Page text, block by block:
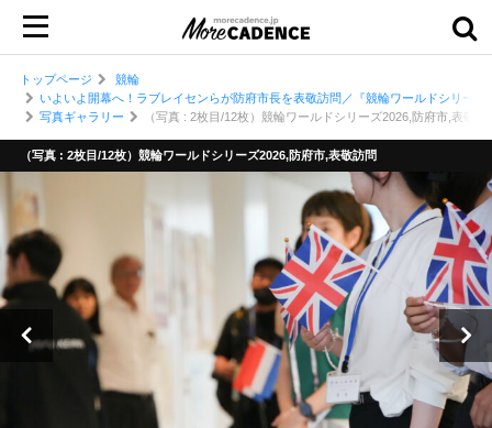
トップページ
競輪
いよいよ開幕へ！ラブレイセンらが防府市長を表敬訪問／『競輪ワールドシリー
写真ギャラリー
（写真 : 2枚目/12枚）競輪ワールドシリーズ2026,防府市,表敬訪
（写真 : 2枚目/12枚）競輪ワールドシリーズ2026,防府市,表敬訪問